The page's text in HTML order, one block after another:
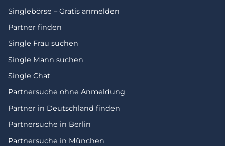
Singlebörse – Gratis anmelden
Partner finden
Single Frau suchen
Single Mann suchen
Single Chat
Partnersuche ohne Anmeldung
Partner in Deutschland finden
Partnersuche in Berlin
Partnersuche in München